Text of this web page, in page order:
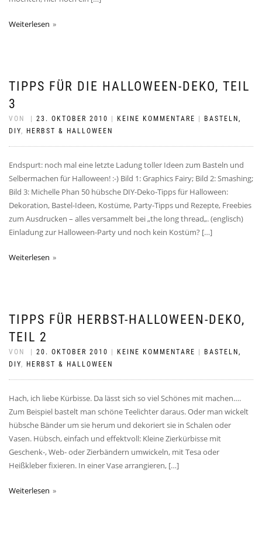
Weiterlesen
TIPPS FÜR DIE HALLOWEEN-DEKO, TEIL
3
VON 23. OKTOBER 2010 KEINE KOMMENTARE
BASTELN,
DIY, HERBST & HALLOWEEN
Endspurt: noch mal eine letzte Ladung toller Ideen zum Basteln und
Selbermachen für Halloween! :-) Bild 1: Graphics Fairy; Bild 2: Smashing;
Bild 3: Michelle Phan 50 hübsche DIY-Deko-Tipps für Halloween:
Dekoration, Bastel-Ideen, Kostüme, Party-Tipps und Rezepte, Freebies
zum Ausdrucken – alles versammelt bei „the long thread„. (englisch)
Einladung zur Halloween-Party und noch kein Kostüm? […]
Weiterlesen
TIPPS FÜR HERBST-HALLOWEEN-DEKO,
TEIL 2
VON 20. OKTOBER 2010 KEINE KOMMENTARE
BASTELN,
DIY, HERBST & HALLOWEEN
Hach, ich liebe Kürbisse. Da lässt sich so viel Schönes mit machen….
Zum Beispiel bastelt man schöne Teelichter daraus. Oder man wickelt
hübsche Bänder um sie herum und dekoriert sie in Schalen oder
Vasen. Hübsch, einfach und effektvoll: Kleine Zierkürbisse mit
Geschenk-, Web- oder Zierbändern umwickeln, mit Tesa oder
Heißkleber fixieren. In einer Vase arrangieren, […]
Weiterlesen